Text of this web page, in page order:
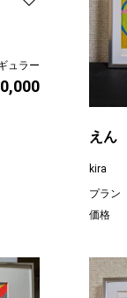
ュラー
えん
kira
プラン
価格